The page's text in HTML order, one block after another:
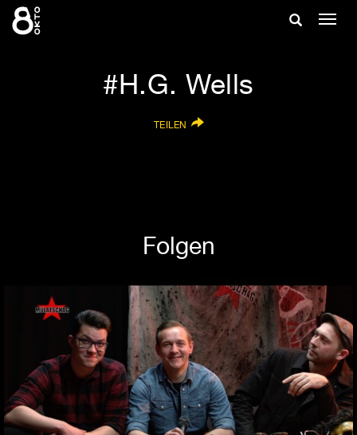
Zum
Inhalt
Suche
H.G. Wells
TEILEN
Folgen